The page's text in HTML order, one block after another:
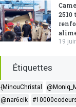
2510
19
Étiquettes
{MinouChristal
@nar6cik